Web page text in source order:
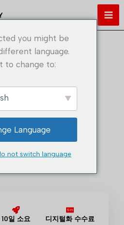
자수 패치 솔루션
시작하기
10일 소요
디지털화 수수료
you might be
language.
to change to:
Language
not switch language